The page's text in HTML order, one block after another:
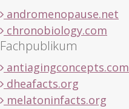
andromenopause.net
chronobiology.com
Fachpublikum
antiagingconcepts.com
dheafacts.org
melatoninfacts.org